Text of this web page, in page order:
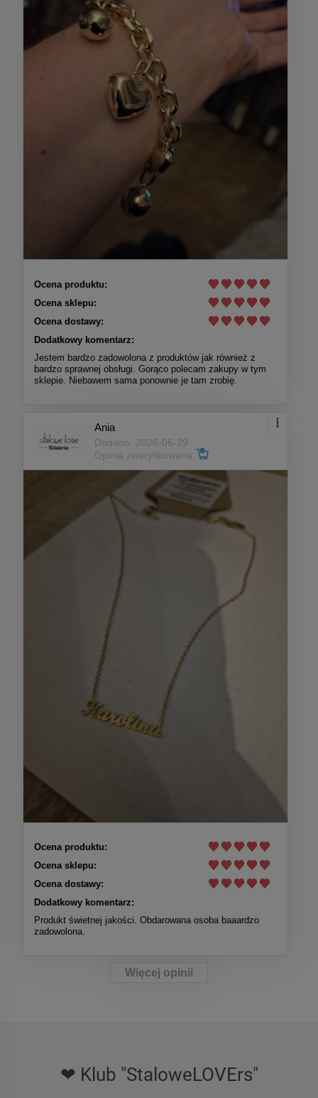
Ocena produktu:
Ocena sklepu:
Ocena dostawy:
Dodatkowy komentarz:
Jestem bardzo zadowolona z produktów jak również z
bardzo sprawnej obsługi. Gorąco polecam zakupy w tym
sklepie. Niebawem sama ponownie je tam zrobię.
Ania
Dodano: 2026-06-29
Opinia zweryfikowana
Ocena produktu:
Ocena sklepu:
Ocena dostawy:
Dodatkowy komentarz:
Produkt świetnej jakości. Obdarowana osoba baaardzo
zadowolona.
Więcej opinii
❤ Klub "StaloweLOVErs"